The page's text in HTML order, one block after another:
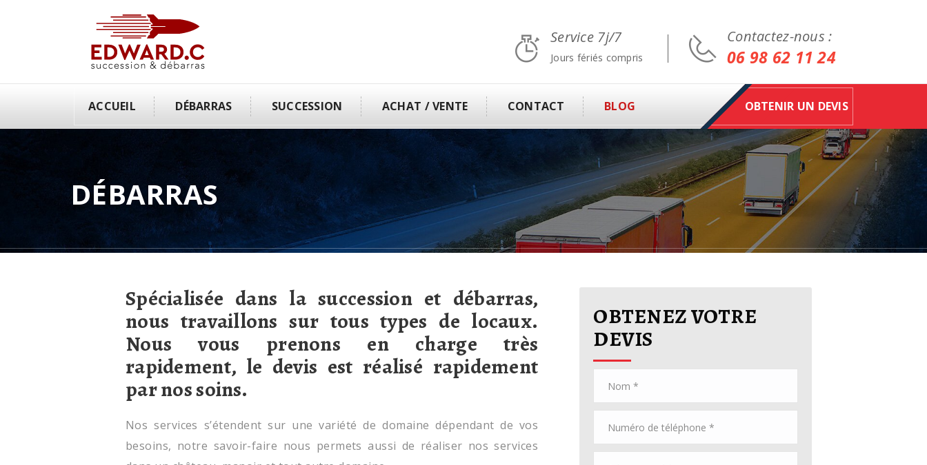
Service 7j/7
Jours fériés compris
Contactez-nous :
06 98 62 11 24
ACCUEIL DÉBARRAS SUCCESSION ACHAT / VENTE CONTACT BLOG OBTENIR UN DEVIS
DÉBARRAS
Spécialisée dans la succession et débarras,
nous travaillons sur tous types de locaux.
Nous vous prenons en charge très
rapidement, le devis est réalisé rapidement
par nos soins.
Nos services s’étendent sur une variété de domaine dépendant de vos
besoins, notre savoir-faire nous permets aussi de réaliser nos services
OBTENEZ VOTRE
DEVIS